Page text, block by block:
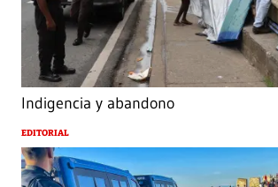
Indigencia y abandono
EDITORIAL